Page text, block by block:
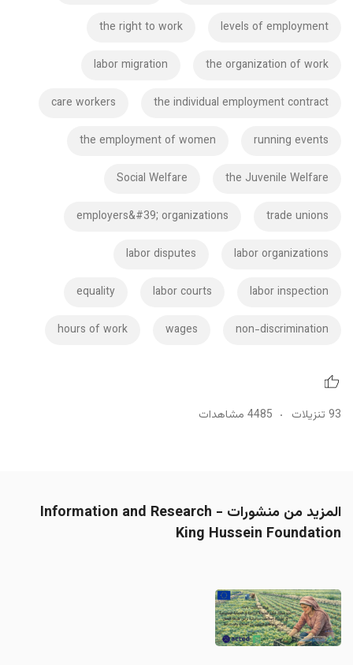
levels of employment
the right to work
the organization of work
labor migration
the individual employment contract
care workers
running events
the employment of women
the Juvenile Welfare
Social Welfare
trade unions
employers&#39; organizations
labor organizations
labor disputes
labor inspection
labor courts
equality
non-discrimination
wages
hours of work
93 تنزيلات 4485 مشاهدات
المزيد من منشورات Information and Research -
King Hussein Foundation